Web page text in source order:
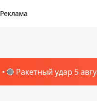
Реклама
🔴 Ракетный удар 5